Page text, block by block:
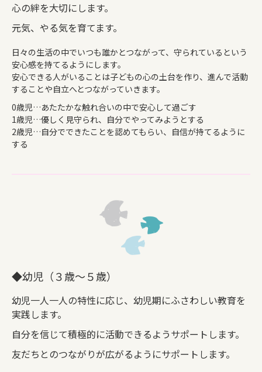
心の絆を大切にします。
元気、やる気を育てます。
日々の生活の中でいつも誰かとつながって、守られているという
安心感を持てるようにします。
安心できる人がいることは子どもの心の土台を作り、進んで活動
することや自立へとつながっていきます。
0歳児…あたたかな触れ合いの中で安心して過ごす
1歳児…優しく見守られ、自分でやってみようとする
2歳児…自分でできたことを認めてもらい、自信が持てるように
する
◆幼児（３歳～５歳）
幼児一人一人の特性に応じ、幼児期にふさわしい教育を
実践します。
自分を信じて積極的に活動できるようサポートします。
友だちとのつながりが広がるようにサポートします。